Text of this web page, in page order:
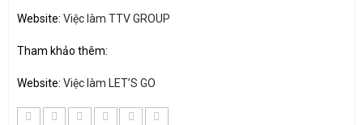
Website: Việc làm TTV GROUP
Tham khảo thêm:
Website: Việc làm LET’S GO